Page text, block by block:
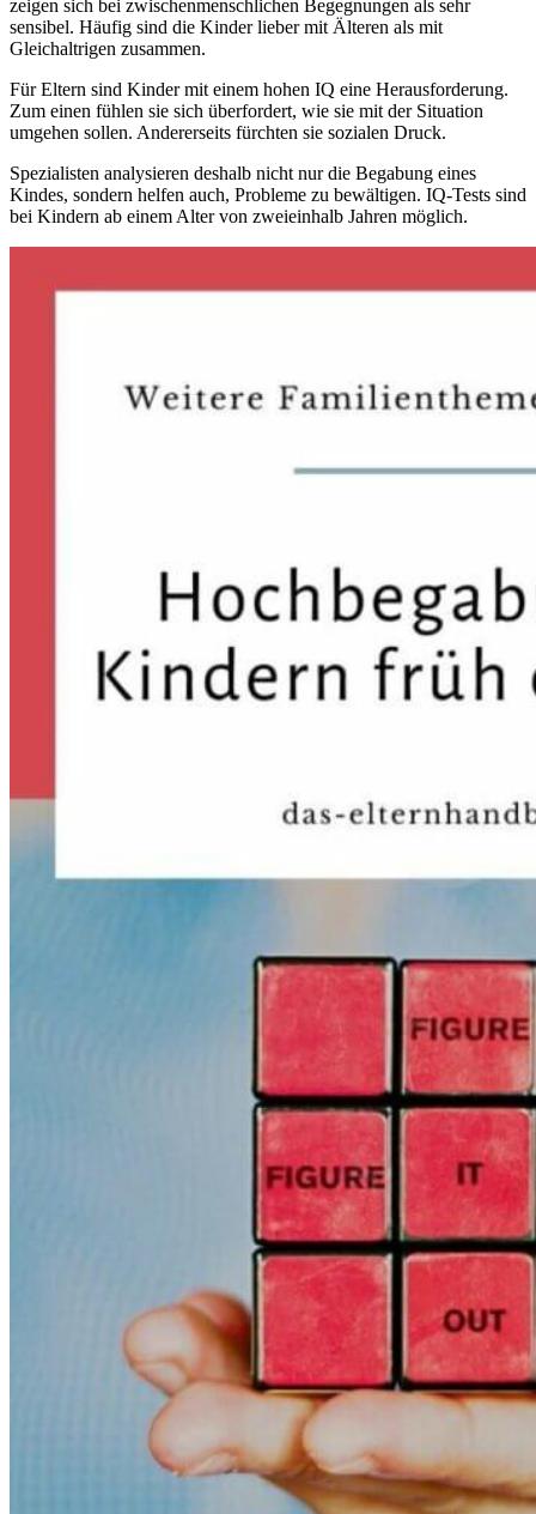
zeigen sich bei zwischenmenschlichen Begegnungen als sehr
sensibel. Häufig sind die Kinder lieber mit Älteren als mit
Gleichaltrigen zusammen.
Für Eltern sind Kinder mit einem hohen IQ eine Herausforderung.
Zum einen fühlen sie sich überfordert, wie sie mit der Situation
umgehen sollen. Andererseits fürchten sie sozialen Druck.
Spezialisten analysieren deshalb nicht nur die Begabung eines
Kindes, sondern helfen auch, Probleme zu bewältigen. IQ-Tests sind
bei Kindern ab einem Alter von zweieinhalb Jahren möglich.